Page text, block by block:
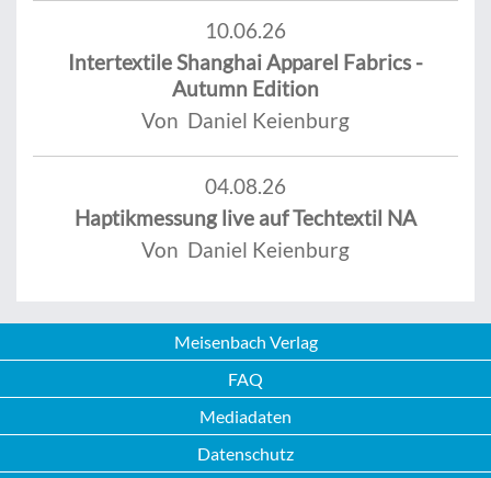
10.06.26
Intertextile Shanghai Apparel Fabrics -
Autumn Edition
Von Daniel Keienburg
04.08.26
Haptikmessung live auf Techtextil NA
Von Daniel Keienburg
Meisenbach Verlag
FAQ
Mediadaten
Datenschutz